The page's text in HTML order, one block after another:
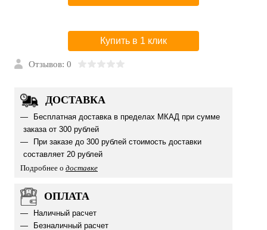
Купить в 1 клик
Отзывов: 0
ДОСТАВКА
Бесплатная доставка в пределах МКАД при сумме
заказа от 300 рублей
При заказе до 300 рублей стоимость доставки
составляет 20 рублей
Подробнее о доставке
ОПЛАТА
Наличный расчет
Безналичный расчет